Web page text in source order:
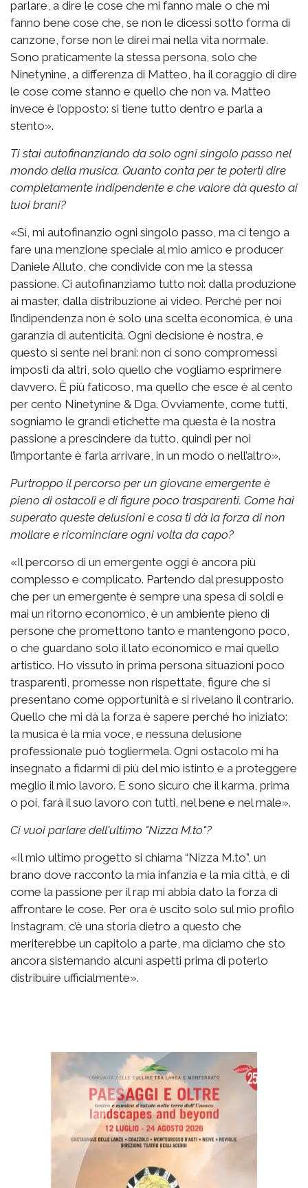
parlare, a dire le cose che mi fanno male o che mi
fanno bene cose che, se non le dicessi sotto forma di
canzone, forse non le direi mai nella vita normale.
Sono praticamente la stessa persona, solo che
Ninetynine, a differenza di Matteo, ha il coraggio di dire
le cose come stanno e quello che non va. Matteo
invece è l’opposto: si tiene tutto dentro e parla a
stento».
Ti stai autofinanziando da solo ogni singolo passo nel
mondo della musica. Quanto conta per te poterti dire
completamente indipendente e che valore dà questo ai
tuoi brani?
«Sì, mi autofinanzio ogni singolo passo, ma ci tengo a
fare una menzione speciale al mio amico e producer
Daniele Alluto, che condivide con me la stessa
passione. Ci autofinanziamo tutto noi: dalla produzione
ai master, dalla distribuzione ai video. Perché per noi
l’indipendenza non è solo una scelta economica, è una
garanzia di autenticità. Ogni decisione è nostra, e
questo si sente nei brani: non ci sono compromessi
imposti da altri, solo quello che vogliamo esprimere
davvero. È più faticoso, ma quello che esce è al cento
per cento Ninetynine & Dga. Ovviamente, come tutti,
sogniamo le grandi etichette ma questa è la nostra
passione a prescindere da tutto, quindi per noi
l’importante è farla arrivare, in un modo o nell’altro».
Purtroppo il percorso per un giovane emergente è
pieno di ostacoli e di figure poco trasparenti. Come hai
superato queste delusioni e cosa ti dà la forza di non
mollare e ricominciare ogni volta da capo?
«Il percorso di un emergente oggi è ancora più
complesso e complicato. Partendo dal presupposto
che per un emergente è sempre una spesa di soldi e
mai un ritorno economico, è un ambiente pieno di
persone che promettono tanto e mantengono poco,
o che guardano solo il lato economico e mai quello
artistico. Ho vissuto in prima persona situazioni poco
trasparenti, promesse non rispettate, figure che si
presentano come opportunità e si rivelano il contrario.
Quello che mi dà la forza è sapere perché ho iniziato:
la musica è la mia voce, e nessuna delusione
professionale può togliermela. Ogni ostacolo mi ha
insegnato a fidarmi di più del mio istinto e a proteggere
meglio il mio lavoro. E sono sicuro che il karma, prima
o poi, farà il suo lavoro con tutti, nel bene e nel male».
Ci vuoi parlare dell'ultimo "Nizza M.to"?
«Il mio ultimo progetto si chiama “Nizza M.to”, un
brano dove racconto la mia infanzia e la mia città, e di
come la passione per il rap mi abbia dato la forza di
affrontare le cose. Per ora è uscito solo sul mio profilo
Instagram, c’è una storia dietro a questo che
meriterebbe un capitolo a parte, ma diciamo che sto
ancora sistemando alcuni aspetti prima di poterlo
distribuire ufficialmente».